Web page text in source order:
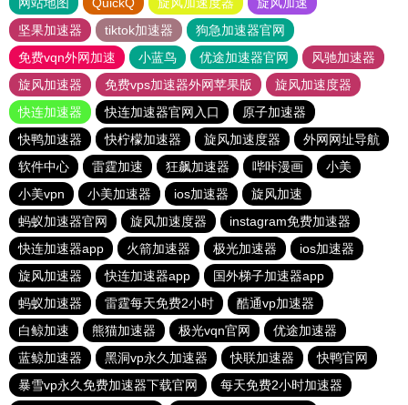
网站地图 QuickQ 旋风加速度器
旋风加速
坚果加速器
tiktok加速器
狗急加速器官网
免费vqn外网加速
小蓝鸟 优途加速器官网
风驰加速器
旋风加速器
免费vps加速器外网苹果版
旋风加速度器
快连加速器
快连加速器官网入口
原子加速器
快鸭加速器
快柠檬加速器 旋风加速度器
外网网址导航
软件中心
雷霆加速 狂飙加速器 哔咔漫画
小美
小美vpn
小美加速器 ios加速器
旋风加速
蚂蚁加速器官网
旋风加速度器
instagram免费加速器
快连加速器app
火箭加速器 极光加速器
ios加速器
旋风加速器
快连加速器app
国外梯子加速器app
蚂蚁加速器
雷霆每天免费2小时
酷通vp加速器
白鲸加速
熊猫加速器 极光vqn官网
优途加速器
蓝鲸加速器
黑洞vp永久加速器 快联加速器
快鸭官网
暴雪vp永久免费加速器下载官网
每天免费2小时加速器